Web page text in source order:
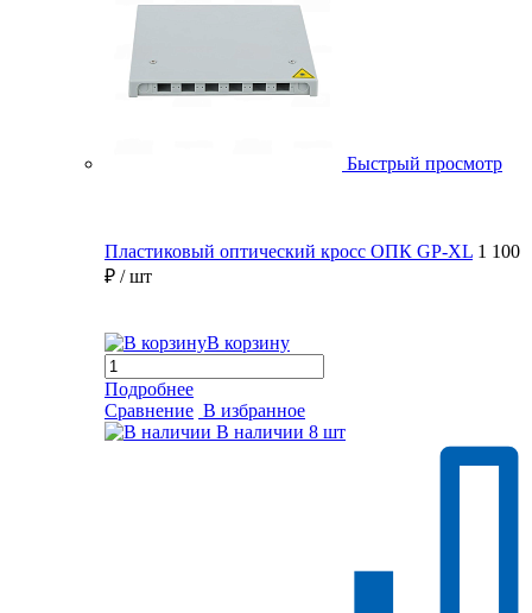
Быстрый просмотр
Пластиковый оптический кросс ОПК GP-XL 1 100
₽ / шт
В корзину
Подробнее
Сравнение В избранное
В наличии 8 шт